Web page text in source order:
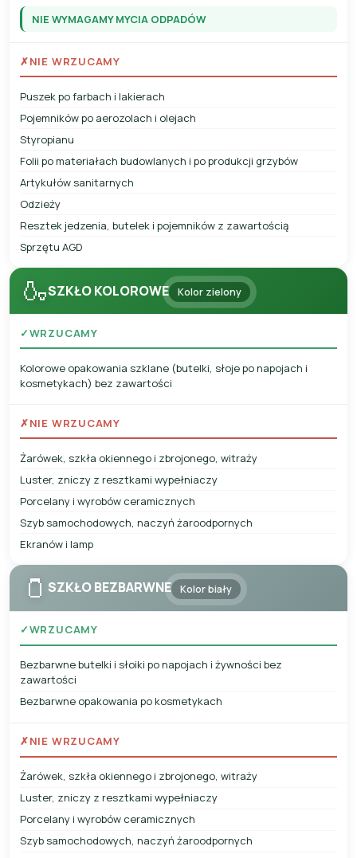
NIE WYMAGAMY MYCIA ODPADÓW
✗NIE WRZUCAMY
Puszek po farbach i lakierach
Pojemników po aerozolach i olejach
Styropianu
Folii po materiałach budowlanych i po produkcji grzybów
Artykułów sanitarnych
Odzieży
Resztek jedzenia, butelek i pojemników z zawartością
Sprzętu AGD
🍶SZKŁO KOLOROWE Kolor zielony
✓WRZUCAMY
Kolorowe opakowania szklane (butelki, słoje po napojach i
kosmetykach) bez zawartości
✗NIE WRZUCAMY
Żarówek, szkła okiennego i zbrojonego, witraży
Luster, zniczy z resztkami wypełniaczy
Porcelany i wyrobów ceramicznych
Szyb samochodowych, naczyń żaroodpornych
Ekranów i lamp
🫙 SZKŁO BEZBARWNE Kolor biały
✓WRZUCAMY
Bezbarwne butelki i słoiki po napojach i żywności bez
zawartości
Bezbarwne opakowania po kosmetykach
✗NIE WRZUCAMY
Żarówek, szkła okiennego i zbrojonego, witraży
Luster, zniczy z resztkami wypełniaczy
Porcelany i wyrobów ceramicznych
Szyb samochodowych, naczyń żaroodpornych